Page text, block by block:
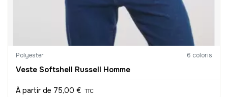
Polyester 6 coloris
Veste Softshell Russell Homme
À partir de 75,00 € TTC